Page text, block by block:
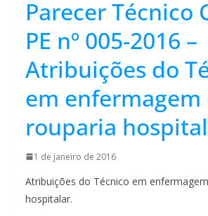
Parecer Técnico
PE nº 005-2016 –
Atribuições do
em enfermagem
rouparia
1 de janeiro de 2016
Atribuições do Técnico em
hospitalar.